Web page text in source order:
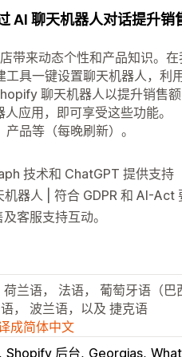
AI 聊天机器人对话提升
来动态个性和产品知识。
具一键设置聊天机器人，利
聊天机器人以提升销售额
应用，即可享受这些功能。
品等（每晚刷新）。
技术和 ChatGPT 提供支持
器人 | 符合 GDPR 和 AI-Act
客服支持互动。
荷兰语， 法语， 葡萄牙语（
， 波兰语，以及 捷克语
成简体中文
Shopify 后台 Georgias